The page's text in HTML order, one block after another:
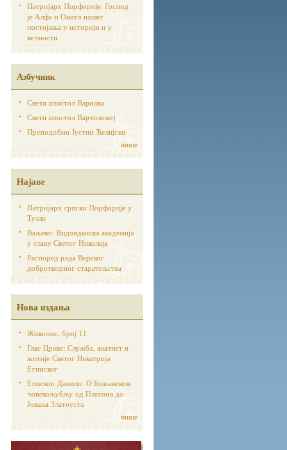
Патријарх Порфирије: Господ
је Алфа и Омега нашег
постојања у историји и у
вечности
Азбучник
Свети апостол Варнава
Свети апостол Вартоломеј
Преподобни Јустин Ћелијски
више
Најаве
Патријарх српски Порфирије у
Тузли
Ваљево: Видовданска академија
у славу Светог Николаја
Распоред рада Верског
добротворног старатељства
Нова издања
Живопис, број 11
Глас Цркве: Служба, акатист и
житије Светог Некатрија
Егинског
Епископ Данило: О Божанском
човекољубљу од Платона до
Јована Златоуста
више